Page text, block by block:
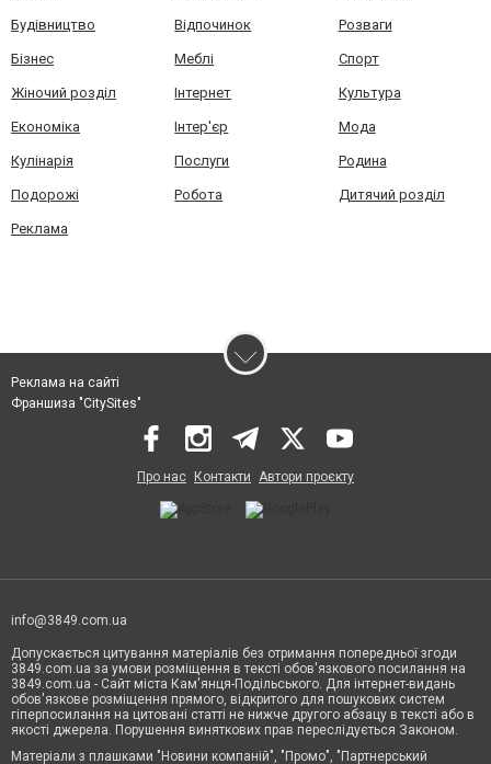
Будівництво Відпочинок Розваги
Бізнес Меблі Спорт
Жіночий розділ Інтернет Культура
Економіка Інтер'єр Мода
Кулінарія Послуги Родина
Подорожі Робота Дитячий розділ
Реклама
Реклама на сайті
Франшиза "CitySites"
Про нас Контакти Автори проєкту
info@3849.com.ua
Допускається цитування матеріалів без отримання попередньої згоди
3849.com.ua за умови розміщення в тексті обов'язкового посилання на
3849.com.ua - Сайт міста Кам'янця-Подільського. Для інтернет-видань
обов'язкове розміщення прямого, відкритого для пошукових систем
гіперпосилання на цитовані статті не нижче другого абзацу в тексті або в
якості джерела. Порушення виняткових прав переслідується Законом.
Матеріали з плашками "Новини компаній", "Промо", "Партнерський